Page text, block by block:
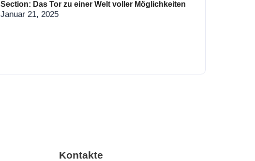
Section: Das Tor zu einer Welt voller Möglichkeiten
Januar 21, 2025
Kontakte